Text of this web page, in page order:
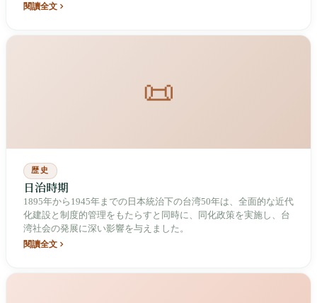
閱讀全文
📜
歴史
日治時期
1895年から1945年までの日本統治下の台湾50年は、全面的な近代
化建設と制度的管理をもたらすと同時に、同化政策を実施し、台
湾社会の発展に深い影響を与えました。
閱讀全文